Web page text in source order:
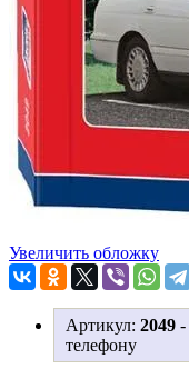
Увеличить обложку
Артикул: 2049 -
телефону